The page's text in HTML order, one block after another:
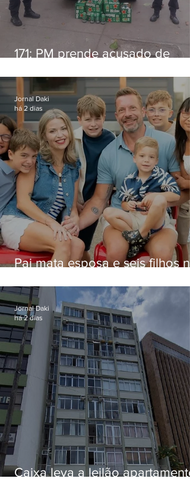
171: PM prende acusado de
Niterói
Pai mata esposa e seis filhos
Jornal Daki
há 2 dias
Caixa leva a leilão apartamento
Jornal Daki
há 2 dias